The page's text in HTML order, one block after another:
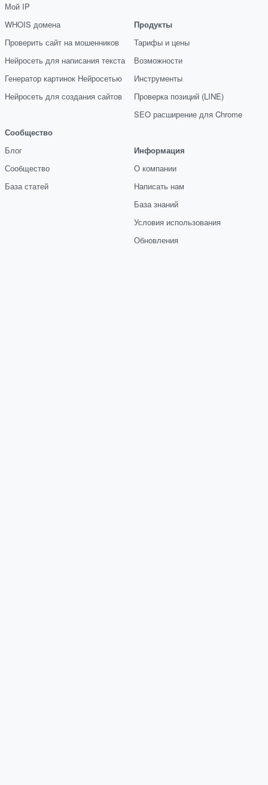
Мой IP
WHOIS домена
Проверить сайт на мошенников
Нейросеть для написания текста
Генератор картинок Нейросетью
Нейросеть для создания сайтов
Сообщество
Блог
Сообщество
База статей
Продукты
Тарифы и цены
Возможности
Инструменты
Проверка позиций (LINE)
SEO расширение для Chrome
Информация
О компании
Написать нам
База знаний
Условия использования
Обновления